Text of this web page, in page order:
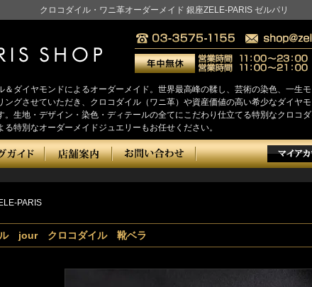
クロコダイル・ワニ革オーダーメイド 銀座ZELE-PARIS ゼルパリ
＆ダイヤモンドによるオーダーメイド。世界最高峰の鞣し、芸術の染色、一生モ
グさせていただき、クロコダイル（ワニ革）や資産価値の高い希少なダイヤ
生地・デザイン・染色・ディテールの全てにこだわり仕立てる特別なクロコ
特別なオーダーメイドジュエリーもお任せください。
PARIS
ル jour クロコダイル 靴ベラ